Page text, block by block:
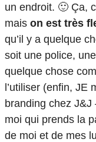
un endroit. 🙂 Ça,
mais on est très
qu’il y a quelque
soit une police,
quelque chose
l’utiliser (enfin, JE
branding chez J&J
moi qui prends la
de moi et de mes